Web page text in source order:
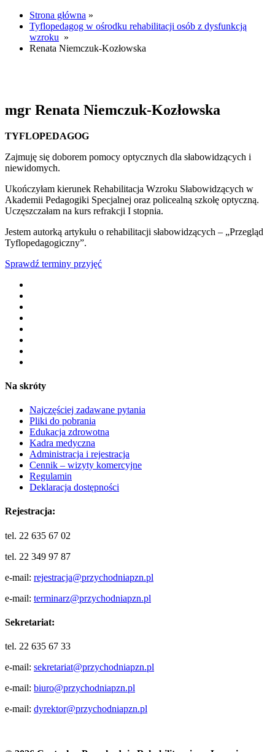
Strona główna »
Tyflopedagog w ośrodku rehabilitacji osób z dysfunkcją
wzroku »
Renata Niemczuk-Kozłowska
mgr Renata Niemczuk-Kozłowska
TYFLOPEDAGOG
Zajmuję się doborem pomocy optycznych dla słabowidzących i
niewidomych.
Ukończyłam kierunek Rehabilitacja Wzroku Słabowidzących w
Akademii Pedagogiki Specjalnej oraz policealną szkołę optyczną.
Uczęszczałam na kurs refrakcji I stopnia.
Jestem autorką artykułu o rehabilitacji słabowidzących – „Przegląd
Tyflopedagogiczny”.
Sprawdź terminy przyjęć
Na skróty
Najczęściej zadawane pytania
Pliki do pobrania
Edukacja zdrowotna
Kadra medyczna
Administracja i rejestracja
Cennik – wizyty komercyjne
Regulamin
Deklaracja dostępności
Rejestracja:
tel. 22 635 67 02
tel. 22 349 97 87
e-mail: rejestracja@przychodniapzn.pl
e-mail: terminarz@przychodniapzn.pl
Sekretariat:
tel. 22 635 67 33
e-mail: sekretariat@przychodniapzn.pl
e-mail: biuro@przychodniapzn.pl
e-mail: dyrektor@przychodniapzn.pl